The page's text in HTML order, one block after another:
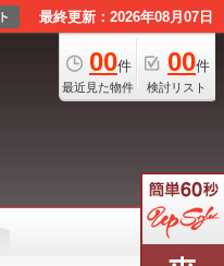
最終更新：2026年08月07日
00件
最近見た物件
00件
検討リスト